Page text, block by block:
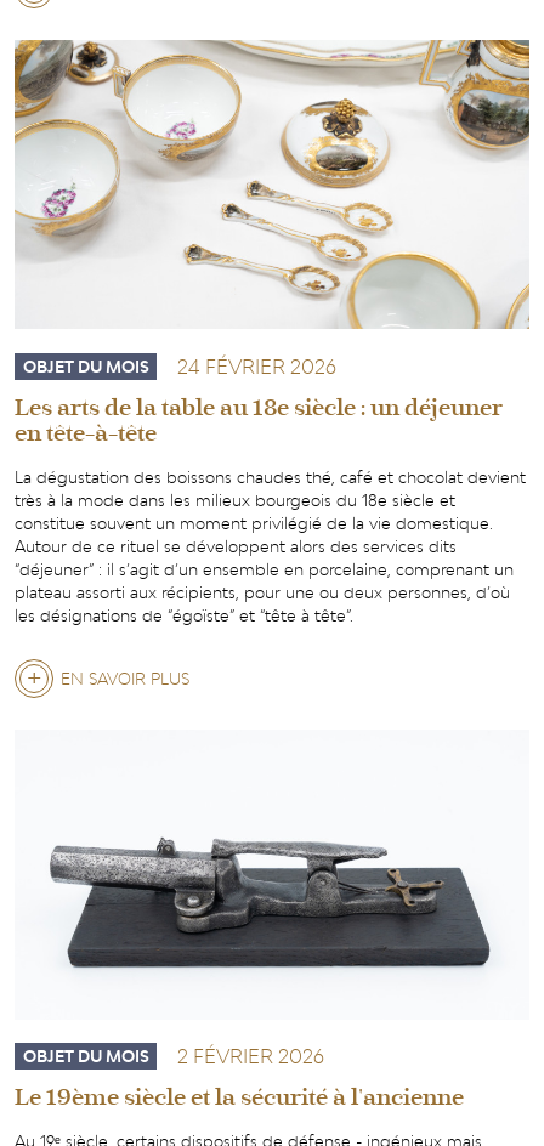
BUSTE
"PARLANT"
OBJET DU MOIS 24 FÉVRIER 2026
Les arts de la table au 18e siècle : un déjeuner
en tête-à-tête
La dégustation des boissons chaudes thé, café et chocolat devient
très à la mode dans les milieux bourgeois du 18e siècle et
constitue souvent un moment privilégié de la vie domestique.
Autour de ce rituel se développent alors des services dits
“déjeuner” : il s’agit d’un ensemble en porcelaine, comprenant un
plateau assorti aux récipients, pour une ou deux personnes, d’où
les désignations de “égoïste” et “tête à tête”.
EN SAVOIR PLUS
TABLE
AU
18E
UN
DÉJEUNER
OBJET DU MOIS 2 FÉVRIER 2026
Le 19ème siècle et la sécurité à l'ancienne
Au 19ᵉ siècle, certains dispositifs de défense - ingénieux mais